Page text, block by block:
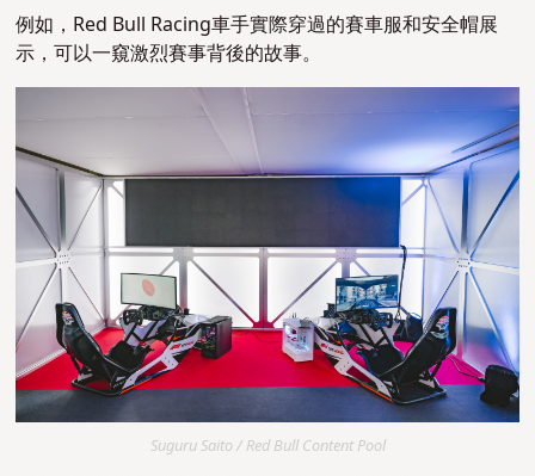
例如，Red Bull Racing車手實際穿過的賽車服和安全帽展
示，可以一窺激烈賽事背後的故事。
Suguru Saito / Red Bull Content Pool